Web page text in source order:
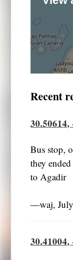
Recent
30.50614,
Bus stop,
they
to Agadir
―waj,
30.41004,